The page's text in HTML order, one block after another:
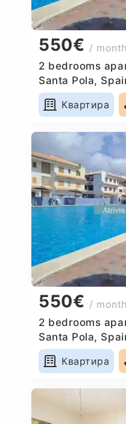
550€ / month
2 bedrooms
Santa Pola,
Квартира
550€ / month
2 bedrooms
Santa Pola,
Квартира